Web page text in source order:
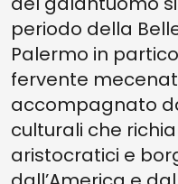
periodo della
Palermo in
fervente
accompagnato
culturali che
aristocratici e